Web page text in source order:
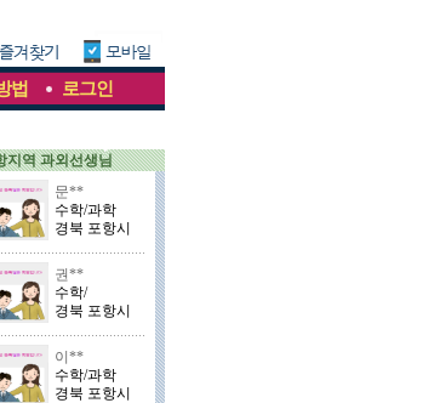
법 로그인
지역 과외선생님
문**
수학/과학
경북 포항시
권**
수학/
경북 포항시
이**
수학/과학
경북 포항시